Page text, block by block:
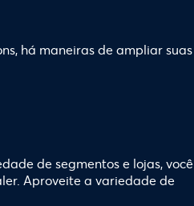
há maneiras de ampliar suas
de segmentos e lojas, você
Aproveite a variedade de